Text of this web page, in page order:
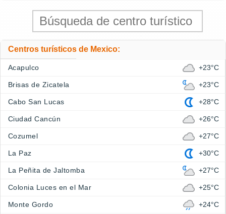
Centros turísticos de Mexico:
Acapulco +23°C
Brisas de Zicatela +23°C
Cabo San Lucas +28°C
Ciudad Cancún +26°C
Cozumel +27°C
La Paz +30°C
La Peñita de Jaltomba +27°C
Colonia Luces en el Mar +25°C
Monte Gordo +24°C